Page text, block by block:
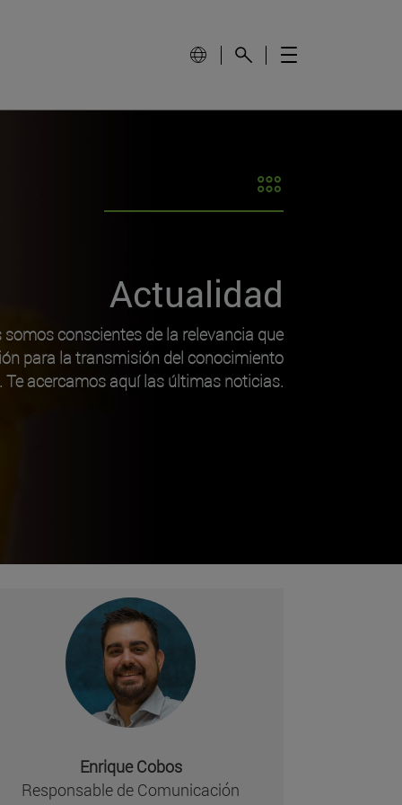
Actualidad
somos conscientes de la relevancia que
para la transmisión del conocimiento
Te acercamos aquí las últimas noticias.
Enrique Cobos
Responsable de Comunicación